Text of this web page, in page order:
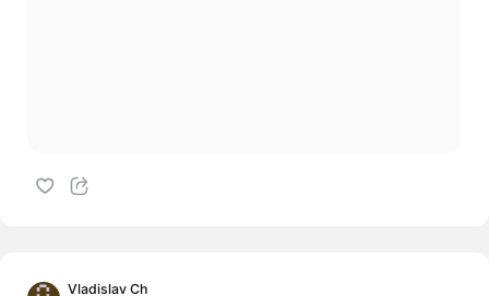
Vladislav Ch